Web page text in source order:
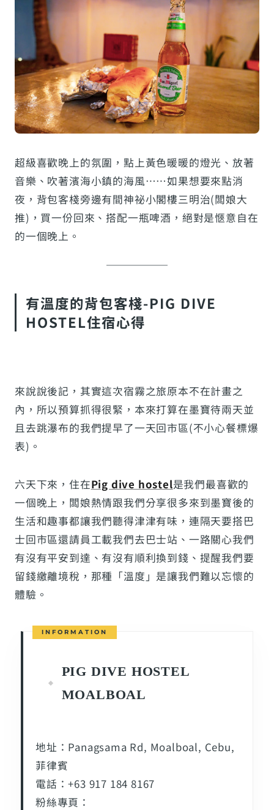
超級喜歡晚上的氛圍，點上黃色暖暖的燈光、放著
音樂、吹著濱海小鎮的海風……如果想要來點消
夜，背包客棧旁邊有間神祕小閣樓三明治(闆娘大
推)，買一份回來、搭配一瓶啤酒，絕對是愜意自在
的一個晚上。
有溫度的背包客棧-PIG DIVE
HOSTEL住宿心得
來說說後記，其實這次宿霧之旅原本不在計畫之
內，所以預算抓得很緊，本來打算在墨寶待兩天並
且去跳瀑布的我們提早了一天回市區(不小心餐標爆
表)。
六天下來，住在Pig dive hostel是我們最喜歡的
一個晚上，闆娘熱情跟我們分享很多來到墨寶後的
生活和趣事都讓我們聽得津津有味，連隔天要搭巴
士回市區還請員工載我們去巴士站、一路關心我們
有沒有平安到達、有沒有順利換到錢、提醒我們要
留錢繳離境稅，那種「溫度」是讓我們難以忘懷的
體驗。
PIG DIVE HOSTEL
MOALBOAL
地址：Panagsama Rd, Moalboal, Cebu,
菲律賓
電話：+63 917 184 8167
粉絲專頁：